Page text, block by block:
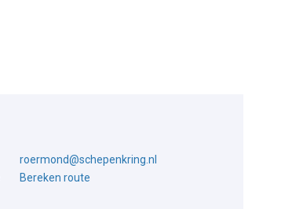
roermond@schepenkring.nl
Bereken route